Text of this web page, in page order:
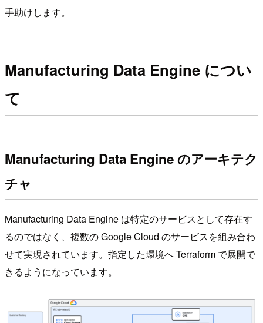
手助けします。
Manufacturing Data Engine につい
て
Manufacturing Data Engine のアーキテク
チャ
Manufacturing Data Engine は特定のサービスとして存在す
るのではなく、複数の Google Cloud のサービスを組み合わ
せて実現されています。指定した環境へ Terraform で展開で
きるようになっています。